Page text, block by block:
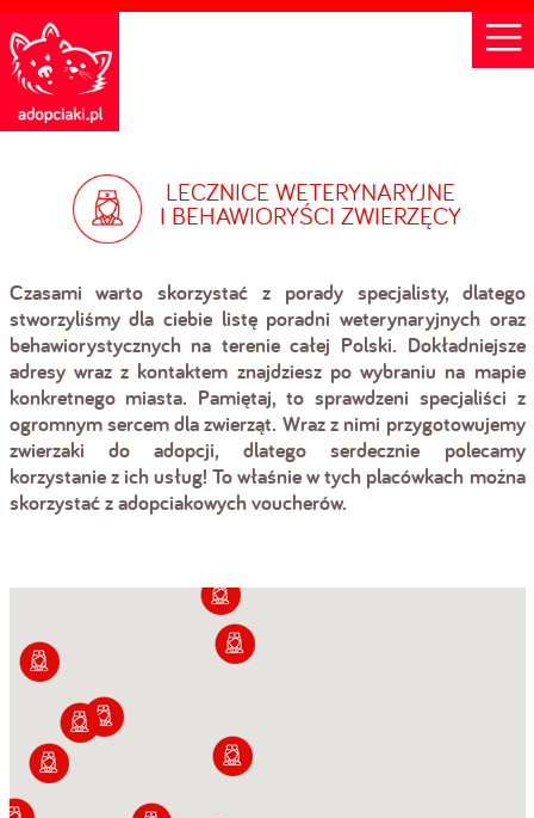
LECZNICE WETERYNARYJNE
I BEHAWIORYŚCI ZWIERZĘCY
Czasami warto skorzystać z porady specjalisty, dlatego
stworzyliśmy dla ciebie listę poradni weterynaryjnych oraz
behawiorystycznych na terenie całej Polski. Dokładniejsze
adresy wraz z kontaktem znajdziesz po wybraniu na mapie
konkretnego miasta. Pamiętaj, to sprawdzeni specjaliści z
ogromnym sercem dla zwierząt. Wraz z nimi przygotowujemy
zwierzaki do adopcji, dlatego serdecznie polecamy
korzystanie z ich usług! To właśnie w tych placówkach można
skorzystać z adopciakowych voucherów.